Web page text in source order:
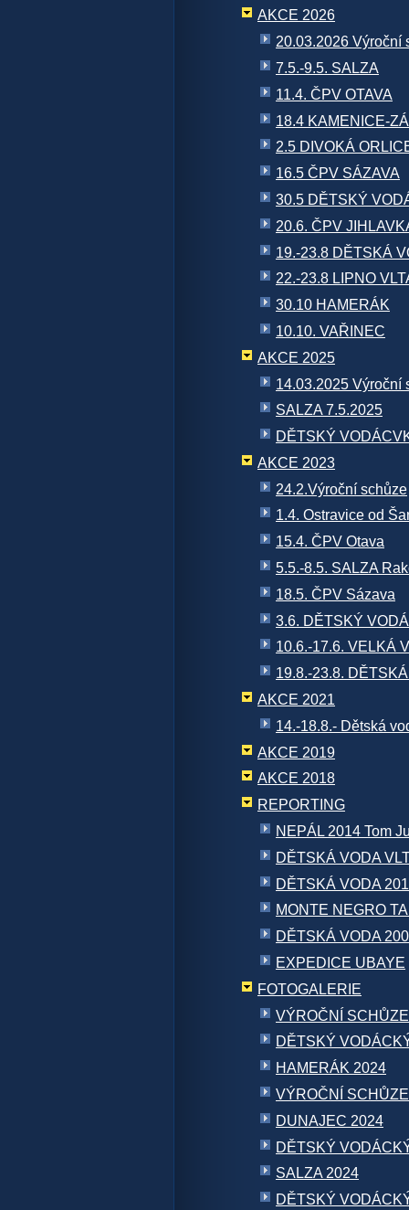
AKCE 2026
20.03.2026 Výroční
7.5.-9.5. SALZA
11.4. ČPV OTAVA
18.4 KAMENICE-
2.5 DIVOKÁ
16.5 ČPV SÁZAVA
30.5 DĚTSKÝ
20.6. ČPV
19.-23.8 DĚTSKÁ
22.-23.8 LIPNO
30.10 HAMERÁK
10.10. VAŘINEC
AKCE 2025
14.03.2025 Výroční
SALZA 7.5.2025
DĚTSKÝ
AKCE 2023
24.2.Výroční schůze
1.4. Ostravice od
15.4. ČPV Otava
5.5.-8.5. SALZA
18.5. ČPV Sázava
3.6. DĚTSKÝ
10.6.-17.6. VELKÁ
19.8.-23.8.
AKCE 2021
14.-18.8.- Dětská
AKCE 2019
AKCE 2018
REPORTING
NEPÁL 2014 Tom
DĚTSKÁ VODA
DĚTSKÁ VODA
MONTE NEGRO
DĚTSKÁ VODA
EXPEDICE UBAYE
FOTOGALERIE
VÝROČNÍ
DĚTSKÝ
HAMERÁK 2024
VÝROČNÍ
DUNAJEC 2024
DĚTSKÝ
SALZA 2024
DĚTSKÝ